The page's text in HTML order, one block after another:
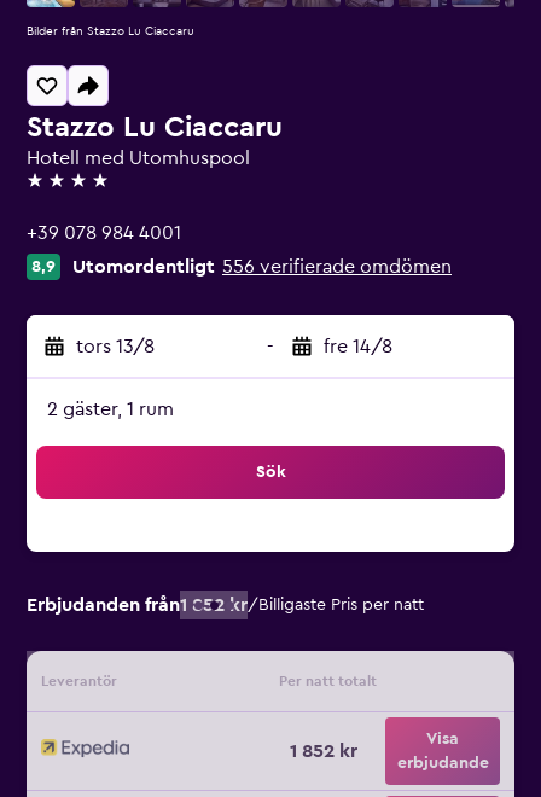
Stazzo Lu Ciaccaru
Hotell med Utomhuspool
4 stjärnor
+39 078 984 4001
8,9 Utomordentligt 556 verifierade omdömen
tors 13/8 - fre 14/8
2 gäster, 1 rum
Sök
Erbjudanden från1 852 kr/ Billigaste Pris per natt
Leverantör Per natt totalt
1 852 kr
Visa
erbjudande
Bilder från Stazzo Lu Ciaccaru